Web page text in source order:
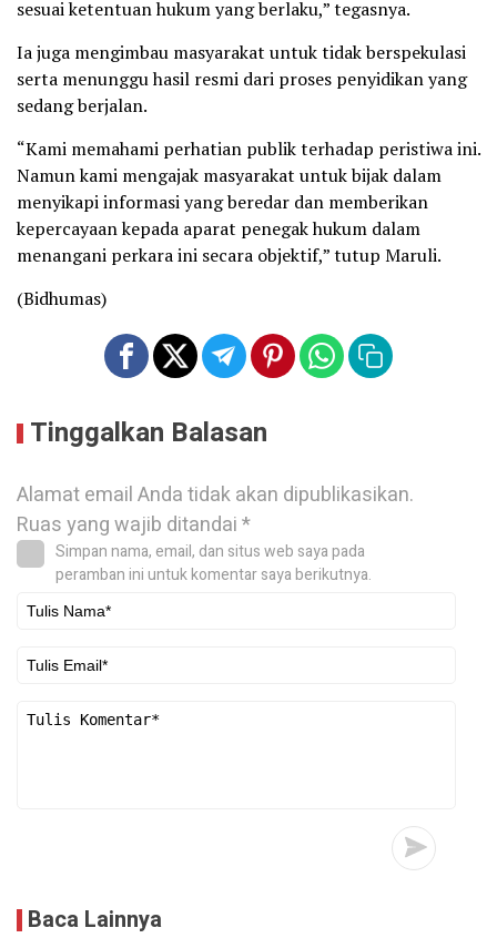
sesuai ketentuan hukum yang berlaku,” tegasnya.
Ia juga mengimbau masyarakat untuk tidak berspekulasi
serta menunggu hasil resmi dari proses penyidikan yang
sedang berjalan.
“Kami memahami perhatian publik terhadap peristiwa ini.
Namun kami mengajak masyarakat untuk bijak dalam
menyikapi informasi yang beredar dan memberikan
kepercayaan kepada aparat penegak hukum dalam
menangani perkara ini secara objektif,” tutup Maruli.
(Bidhumas)
Tinggalkan Balasan
Alamat email Anda tidak akan dipublikasikan.
Ruas yang wajib ditandai*
Simpan nama, email, dan situs web saya pada
peramban ini untuk komentar saya berikutnya.
Baca Lainnya